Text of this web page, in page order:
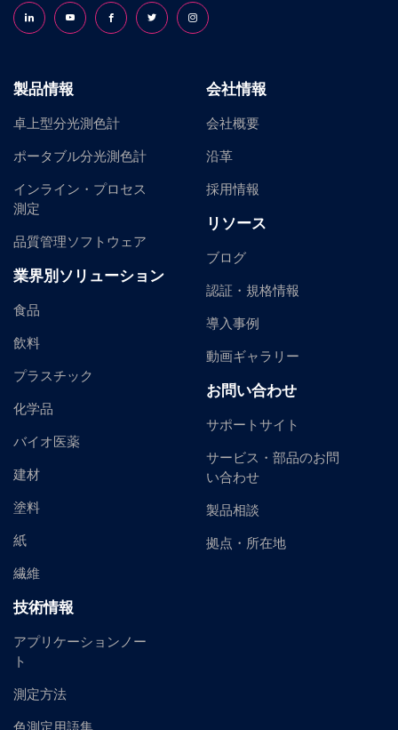
Follow us on LinkedInFollow us on YouTubeFollow us on Facebook
Follow us on X (formerly Twitter)
Follow us on Instagram
製品情報
卓上型分光測色計
ポータブル分光測色計
インライン・プロセス
測定
品質管理ソフトウェア
業界別ソリューション
食品
飲料
プラスチック
化学品
バイオ医薬
建材
塗料
紙
繊維
技術情報
アプリケーションノー
ト
測定方法
会社情報
会社概要
沿革
採用情報
リソース
ブログ
認証・規格情報
導入事例
動画ギャラリー
お問い合わせ
サポートサイト
サービス・部品のお問
い合わせ
製品相談
拠点・所在地